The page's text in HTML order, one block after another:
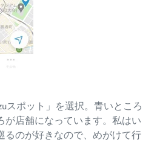
スポット」を選択。青いところ
が店舗になっています。私はい
るのが好きなので、めがけて行